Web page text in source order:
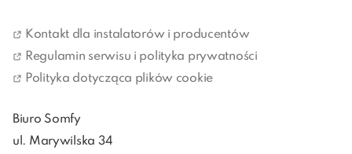
pierwszy krok w stronę uczynienia życia znacznie
wygodniejszym. Jeśli podłączysz je do inteligentnego
systemu zarządzania domem, zapewnisz sobie
bezproblemowy i bezpieczny dostęp do wnętrza
Kontakt dla instalatorów i producentów
Regulamin serwisu i polityka prywatności
Polityka dotycząca plików cookie
Biuro Somfy
ul. Marywilska 34